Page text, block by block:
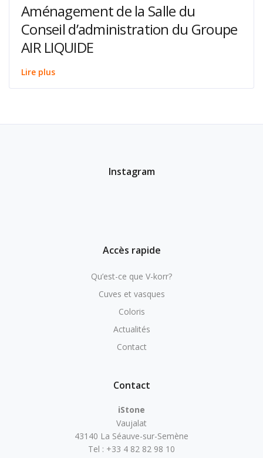
Aménagement de la Salle du
Conseil d’administration du Groupe
AIR LIQUIDE
Lire plus
Instagram
Accès rapide
Qu’est-ce que V-korr?
Cuves et vasques
Coloris
Actualités
Contact
Contact
iStone
Vaujalat
43140 La Séauve-sur-Semène
Tel : +33 4 82 82 98 10